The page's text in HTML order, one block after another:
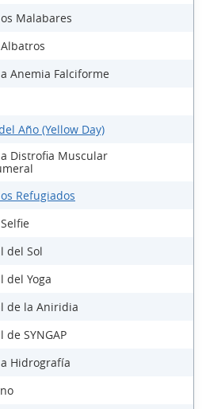
Malabares
Anemia Falciforme
Año (Yellow Day)
Distrofia Muscular
Refugiados
del Sol
del Yoga
de la Aniridia
SYNGAP
Hidrografía